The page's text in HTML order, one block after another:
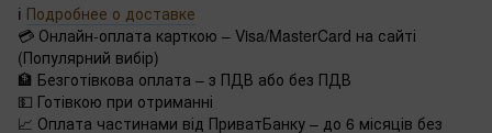
ℹ️ Подробнее о доставке
💳 Онлайн-оплата карткою – Visa/MasterCard на сайті
(Популярний вибір)
🏦 Безготівкова оплата – з ПДВ або без ПДВ
💵 Готівкою при отриманні
📈 Оплата частинами від ПриватБанку – до 6 місяців без